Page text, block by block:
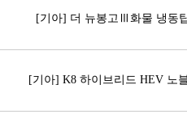
[기아] 더 뉴봉고Ⅲ화물 냉동
[기아] K8 하이브리드 HEV 노